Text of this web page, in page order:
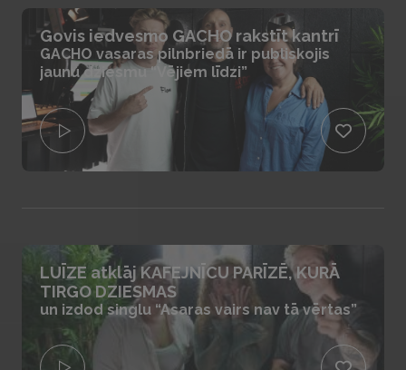
Govis iedvesmo GACHO rakstīt kantrī
GACHO vasaras pilnbriedā ir publiskojis
jaunu dziesmu “Vējiem līdzi”
LUĪZE atklāj KAFEJNĪCU PARĪZĒ, KURĀ
TIRGO DZIESMAS
un izdod singlu “Asaras vairs nav tā vērtas”